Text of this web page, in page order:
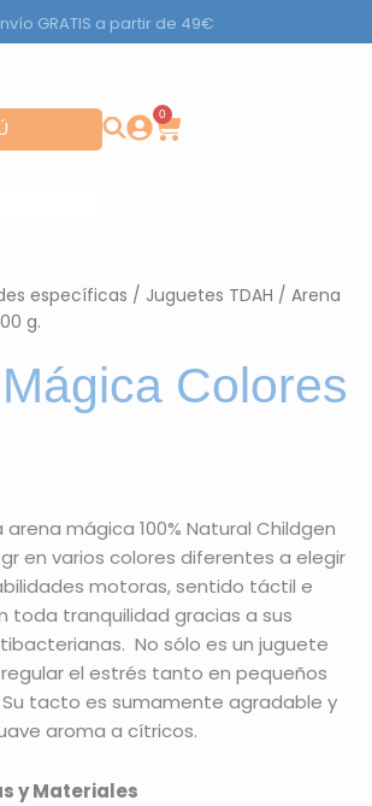
GRATIS a partir de 49€
Abrir MENÚ 0
Carrito
específicas / Juguetes TDAH / Arena
g.
Colores
mágica 100% Natural Childgen
en varios colores diferentes a elegir
motoras, sentido táctil e
toda tranquilidad gracias a sus
No sólo es un juguete
el estrés tanto en pequeños
tacto es sumamente agradable y
aroma a cítricos.
y Materiales